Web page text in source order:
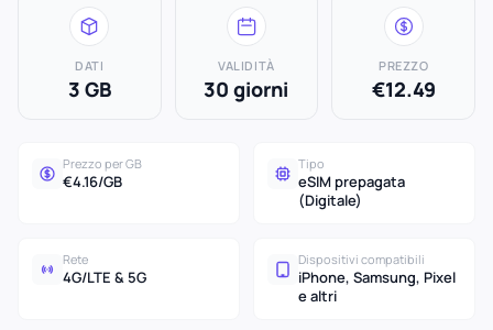
DATI
3 GB
VALIDITÀ
30 giorni
PREZZO
€12.49
Prezzo per GB
€4.16/GB
Tipo
eSIM prepagata
(Digitale)
Rete
4G/LTE & 5G
Dispositivi compatibili
iPhone, Samsung, Pixel
e altri